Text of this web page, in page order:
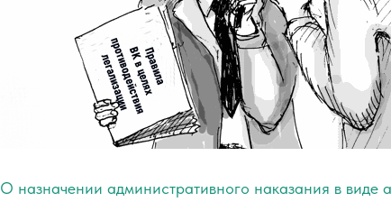
О назначении административного наказания в виде